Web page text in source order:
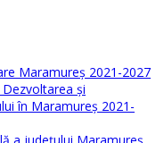
Maramureș 2021-2027
și
în Maramureș 2021-